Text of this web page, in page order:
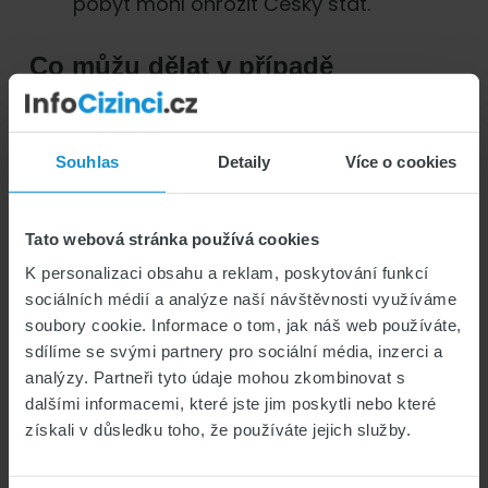
Souhlas Detaily Více o cookies
Tato webová stránka používá cookies
K personalizaci obsahu a reklam, poskytování funkcí
sociálních médií a analýze naší návštěvnosti využíváme
soubory cookie. Informace o tom, jak náš web používáte,
sdílíme se svými partnery pro sociální média, inzerci a
analýzy. Partneři tyto údaje mohou zkombinovat s
dalšími informacemi, které jste jim poskytli nebo které
získali v důsledku toho, že používáte jejich služby.
Co můžu dělat v případě
zamítnutí?
V případě zamítnutí vaší žádosti o modrou
kartu například z důvodu špatně
do patnácti dnů od doručení odvolat.
Odvolání následně musíte poštou zaslat
pracoviště na Ministerstvo vnitra.
Moje žádost byla kladně
posouzena, co dál?
Pokud byla Vaše žádost kladně posouzena,